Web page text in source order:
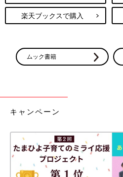
楽天ブックスで購入
ムック書籍
キャンペーン